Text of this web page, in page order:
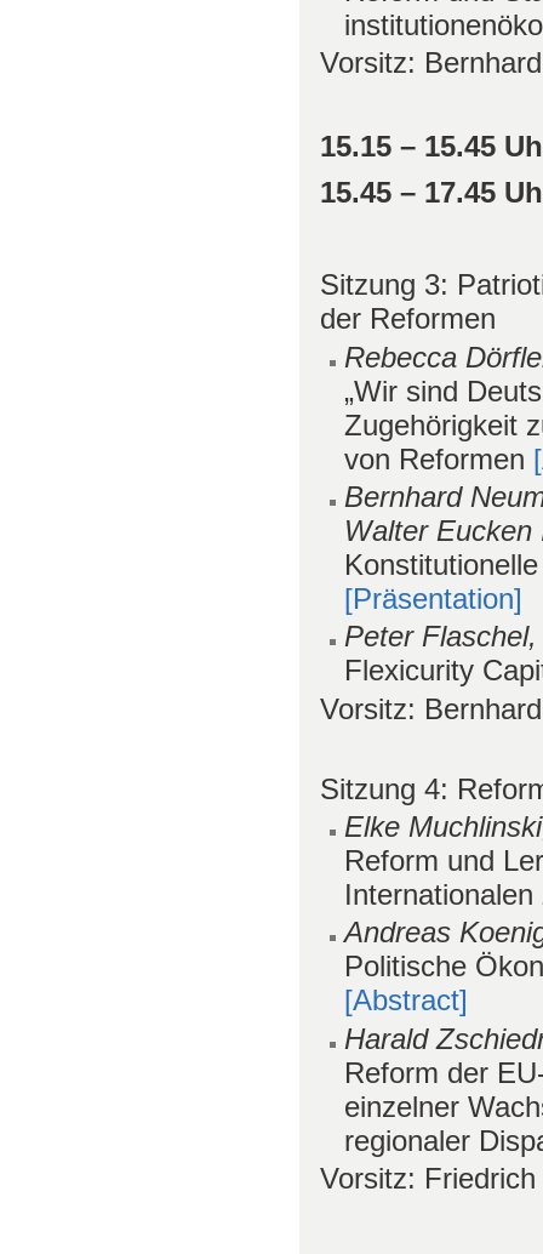
Vorsitz:
15.15 – 15.45
15.45 – 17.45
Sitzung 3:
der Reformen
Rebecca
„Wir sind
Zugehörigkeit
von Reformen
Bernhard
Walter Eucken
[Präsentation]
Peter
Flexicurity
Vorsitz:
Sitzung 4:
Elke
Reform und
Andreas
Politische
[Abstract]
Harald
Reform der
einzelner
regionaler
Vorsitz: